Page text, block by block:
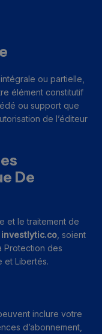
ou partielle,
élément constitutif
ou support que
de l’éditeur
De
et le traitement de
investlytic.co , soient
Protection des
et Libertés.
inclure votre
d’abonnement,